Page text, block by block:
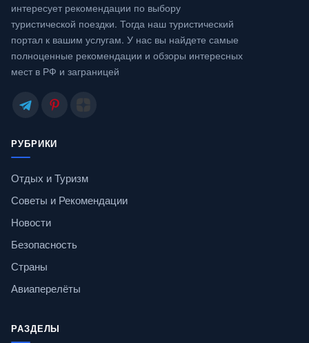
интересует рекомендации по выбору
туристической поездки. Тогда наш туристический
портал к вашим услугам. У нас вы найдете самые
полноценные рекомендации и обзоры интересных
мест в РФ и заграницей
РУБРИКИ
Отдых и Туризм
Советы и Рекомендации
Новости
Безопасность
Страны
Авиаперелёты
РАЗДЕЛЫ